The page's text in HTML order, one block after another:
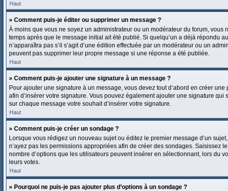
Haut
» Comment puis-je éditer ou supprimer un message ?
À moins que vous ne soyez un administrateur ou un modérateur du forum,
temps après que le message initial ait été publié. Si quelqu’un a déjà répondu
n’apparaîtra pas s’il s’agit d’une édition effectuée par un modérateur ou un
peuvent pas supprimer leur propre message si une réponse a été publiée.
Haut
» Comment puis-je ajouter une signature à un message ?
Pour ajouter une signature à un message, vous devez tout d’abord en créer
afin d’insérer votre signature. Vous pouvez également ajouter une signature
sur chaque message votre souhait d’insérer votre signature.
Haut
» Comment puis-je créer un sondage ?
Lorsque vous rédigez un nouveau sujet ou éditez le premier message d’un
n’ayez pas les permissions appropriées afin de créer des sondages.
nombre d’options que les utilisateurs peuvent insérer en sélectionnant, lors du
leurs votes.
Haut
» Pourquoi ne puis-je pas ajouter plus d’options à un sondage ?